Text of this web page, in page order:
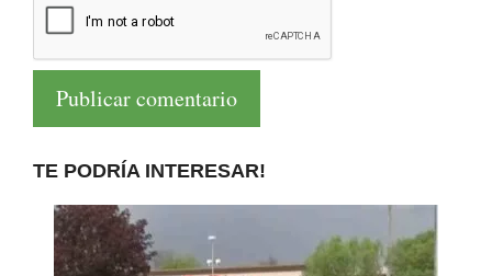
TE PODRÍA INTERESAR!